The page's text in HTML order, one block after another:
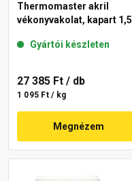
Thermomaster akril
vékonyvakolat, kapart 1,5
Gyártói készleten
27 385 Ft / db
1 095 Ft / kg
Megnézem